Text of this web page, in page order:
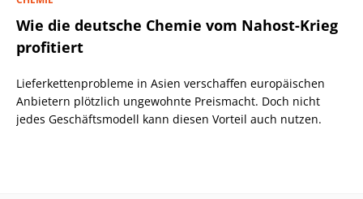
Wie die deutsche Chemie vom Nahost-Krieg
profitiert
Lieferkettenprobleme in Asien verschaffen europäischen
Anbietern plötzlich ungewohnte Preismacht. Doch nicht
jedes Geschäftsmodell kann diesen Vorteil auch nutzen.